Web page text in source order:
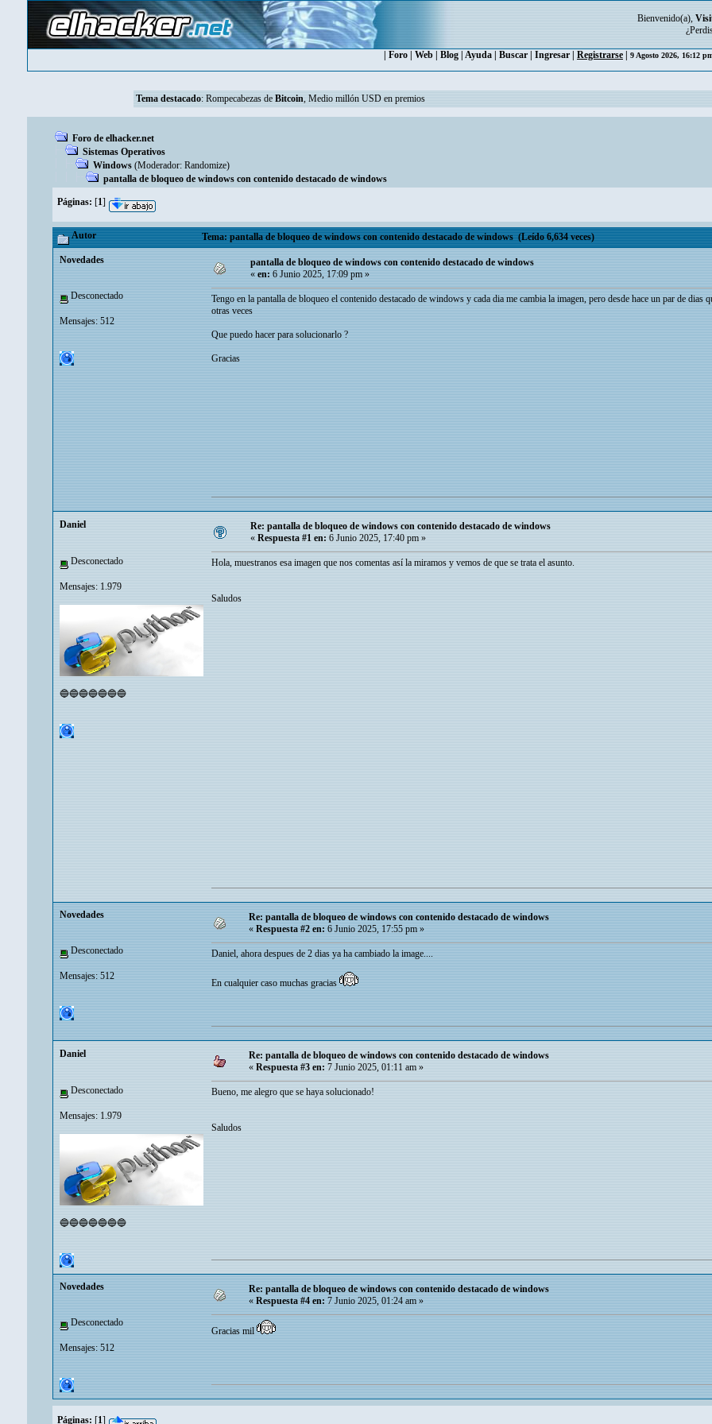
Bienvenido(a),
Foro Web Blog Ayuda Buscar Ingresar Registrarse 9 Agosto 2026, 16:12
Tema destacado: Rompecabezas de Bitcoin, Medio millón USD en premios
Foro de elhacker.net
Sistemas Operativos
Windows (Moderador: Randomize)
pantalla de bloqueo de windows con contenido destacado de windows
Páginas: [1]
Autor Tema: pantalla de bloqueo de windows con contenido destacado de windows (Leído 6,634 veces)
Novedades
Desconectado
Mensajes: 512
pantalla de bloqueo de windows con contenido destacado de windows
«en:6 Junio 2025, 17:09 pm »
Tengo en la pantalla de bloqueo el contenido destacado de windows y cada dia me cambia la imagen, pero desde hace un par de
otras veces
Que puedo hacer para solucionarlo ?
Gracias
Danielㅤ
Desconectado
Mensajes: 1.979
🔵🔵🔵🔵🔵🔵🔵
Re: pantalla de bloqueo de windows con contenido destacado de windows
« Respuesta #1 en: 6 Junio 2025, 17:40 pm »
Hola, muestranos esa imagen que nos comentas así la miramos y vemos de que se trata el asunto.
Saludos
Novedades
Desconectado
Mensajes: 512
Re: pantalla de bloqueo de windows con contenido destacado de windows
«Respuesta #2 en:6 Junio 2025, 17:55 pm »
Daniel, ahora despues de 2 dias ya ha cambiado la image....
En cualquier caso muchas gracias
Danielㅤ
Desconectado
Mensajes: 1.979
🔵🔵🔵🔵🔵🔵🔵
Re: pantalla de bloqueo de windows con contenido destacado de windows
« Respuesta #3 en: 7 Junio 2025, 01:11 am »
Bueno, me alegro que se haya solucionado!
Saludos
Novedades
Desconectado
Mensajes: 512
Re: pantalla de bloqueo de windows con contenido destacado de windows
«Respuesta #4 en:7 Junio 2025, 01:24 am »
Gracias mil
Páginas: [1]